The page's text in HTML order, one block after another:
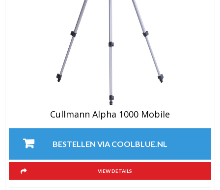
Cullmann Alpha 1000 Mobile
BESTELLEN VIA COOLBLUE.NL
VIEW DETAILS